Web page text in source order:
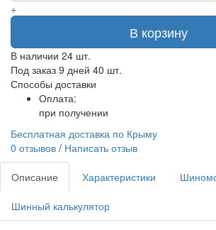
+
В корзину
В наличии 24 шт.
Под заказ 9 дней 40 шт.
Способы доставки
Оплата:
при получении
Бесплатная доставка по Крыму
0 отзывов / Написать отзыв
Описание Характеристики
Шинный калькулятор